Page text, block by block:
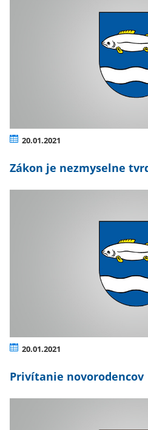
20.01.2021
Zákon je nezmyselne
20.01.2021
Privítanie novorodencov